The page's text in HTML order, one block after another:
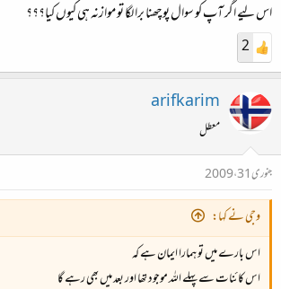
اس لیے اگر آپ کو سوال پوچھنا برا لگا تو موازنہ ہی کیوں کیا؟؟؟
2
arifkarim
معطل
جنوری 31، 2009
وجی نے کہا:
اس بارے میں تو ہمارا ایمان ہے کہ
اس کائنات سے پہلے اللہ موجود تھا اور بعد میں بھی رہے گا